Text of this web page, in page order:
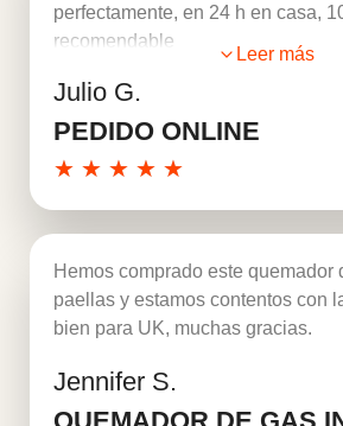
perfectamente, en 24 h en casa,
recomendable
Leer más
Julio G.
PEDIDO ONLINE
★ ★ ★ ★ ★
Hemos comprado este quemador
paellas y estamos contentos con
bien para UK, muchas gracias.
Jennifer S.